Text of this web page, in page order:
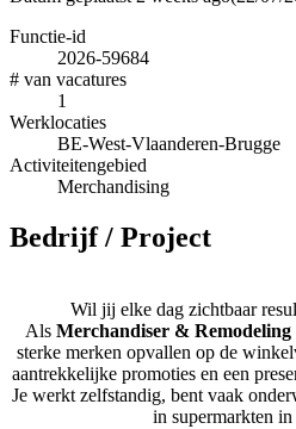
Functie-id
2026-59684
# van vacatures
1
Werklocaties
BE-West-Vlaanderen-Brugge
Activiteitengebied
Merchandising
Bedrijf / Project
Wil jij elke dag zichtbaar
Als Merchandiser & Remodeling
sterke merken opvallen op de
aantrekkelijke promoties en een
Je werkt zelfstandig, bent vaak
in supermarkten